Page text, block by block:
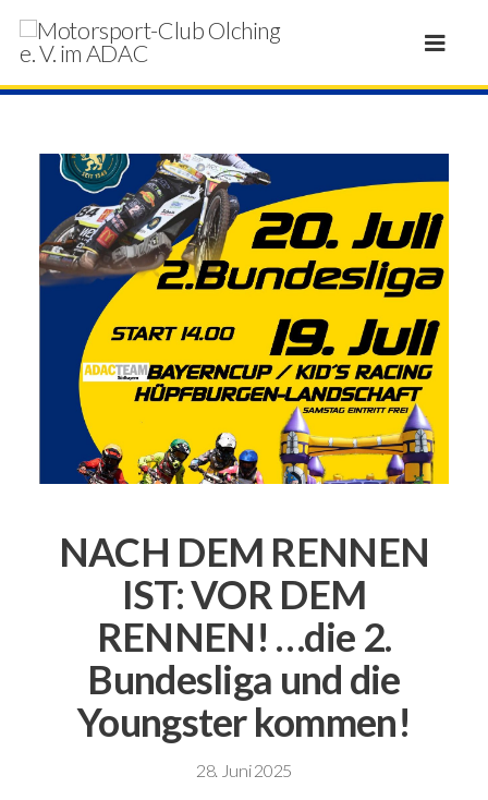
NACH DEM RENNEN
IST: VOR DEM
RENNEN! …die 2.
Bundesliga und die
Youngster kommen!
28. Juni 2025